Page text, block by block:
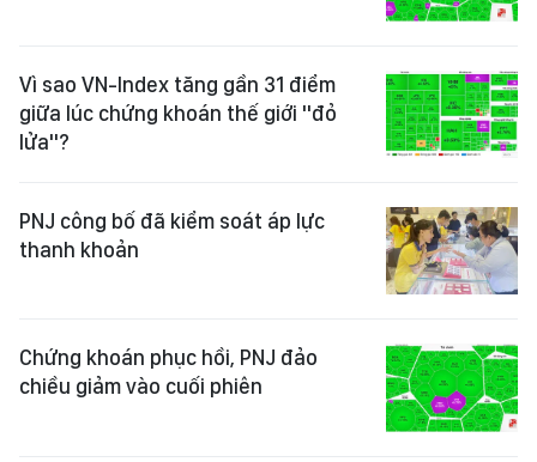
Vì sao VN-Index tăng gần 31 điểm
giữa lúc chứng khoán thế giới "đỏ
lửa"?
PNJ công bố đã kiểm soát áp lực
thanh khoản
Chứng khoán phục hồi, PNJ đảo
chiều giảm vào cuối phiên